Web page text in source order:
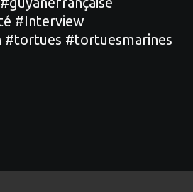
#Interview
#tortues #tortuesmarines